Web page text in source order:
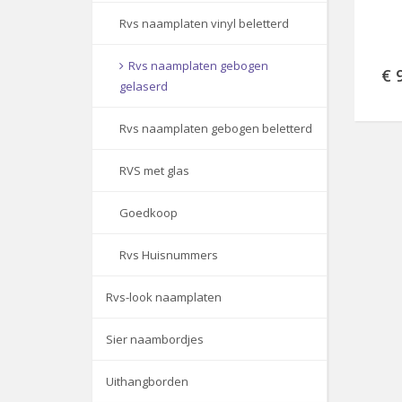
Rvs naamplaten vinyl beletterd
Rvs naamplaten gebogen
gelaserd
Rvs naamplaten gebogen beletterd
RVS met glas
Goedkoop
Rvs Huisnummers
Rvs-look naamplaten
Sier naambordjes
Uithangborden
€